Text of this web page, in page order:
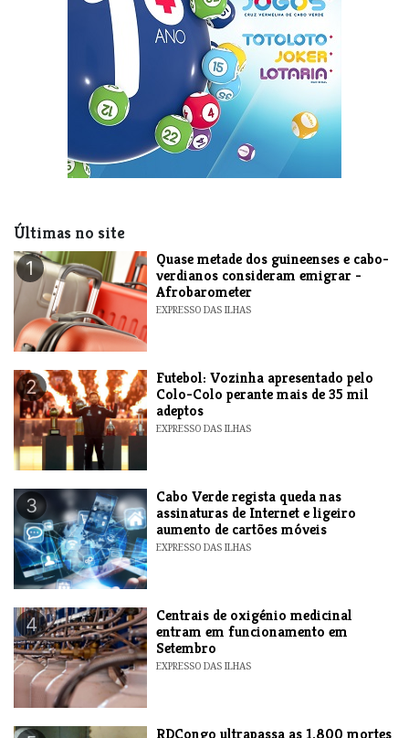
Últimas no site
1
Quase metade dos guineenses e cabo-
verdianos consideram emigrar -
Afrobarometer
EXPRESSO DAS ILHAS
2
Futebol: Vozinha apresentado pelo
Colo-Colo perante mais de 35 mil
adeptos
EXPRESSO DAS ILHAS
3
Cabo Verde regista queda nas
assinaturas de Internet e ligeiro
aumento de cartões móveis
EXPRESSO DAS ILHAS
4
Centrais de oxigénio medicinal
entram em funcionamento em
Setembro
EXPRESSO DAS ILHAS
RDCongo ultrapassa as 1.800 mortes